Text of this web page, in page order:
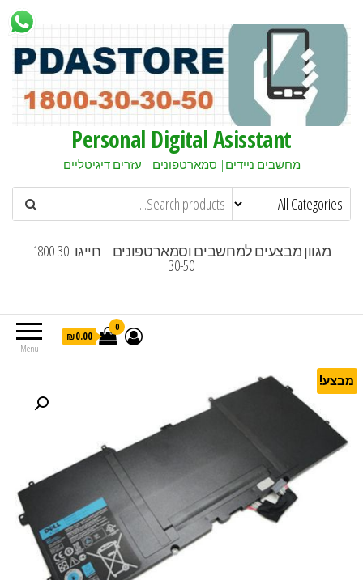
Personal Digital Asisstant
מחשבים ניידים| סמארטפונים | עזרים דיגיטליים
מגוון מבצעים למחשבים וסמארטפונים – חייגו 1800-30-
30-50
Menu
0
₪0.00
מבצע!